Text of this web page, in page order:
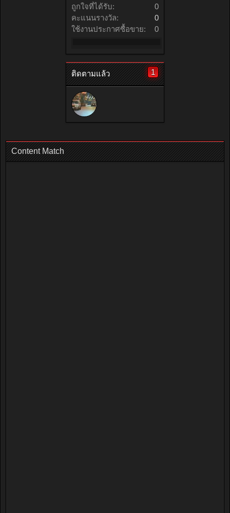
ถูกใจที่ได้รับ:
0
คะแนนรางวัล:
0
ใช้งานประกาศซื้อขาย:
0
ติดตามแล้ว 1
Content Match